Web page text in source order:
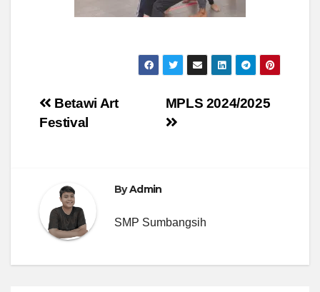
Post
MPLS 2024/2025
Betawi Art
Festival
ByAdmin
SMP Sumbangsih